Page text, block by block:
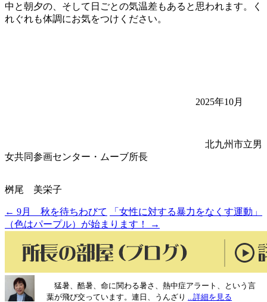
中と朝夕の、そして日ごとの気温差もあると思われます。く
れぐれも体調にお気をつけください。
2025年10月
北九州市立男
女共同参画センター・ムーブ所長
桝尾 美栄子
投
稿
ビ
ゲ
← 9月 秋を待ちわびて
「女性に対する暴力をなくす運動」
（色はパープル）が始まります！
→
猛暑、酷暑、命に関わる暑さ、熱中症アラート、という言
葉が飛び交っています。連日、うんざり
...詳細を見る